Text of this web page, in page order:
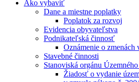
Ako vybaviť
Dane a miestne poplatky
Poplatok za rozvoj
Evidencia obyvateľstva
Podnikateľská činnosť
Oznámenie o
Stavebné činnosti
Stanoviská orgánu
Žiadosť o vydanie